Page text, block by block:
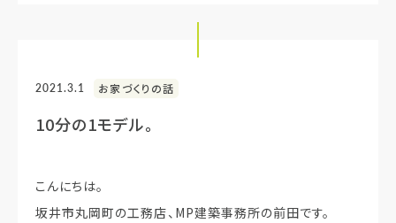
2021.3.1 お家づくりの話
10分の1モデル。
こんにちは。
坂井市丸岡町の工務店、MP建築事務所の前田です。